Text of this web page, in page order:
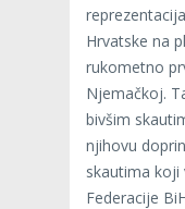
Hrvatske na
rukometno
Njemačkoj.
bivšim
njihovu
skautima koji
Federacije